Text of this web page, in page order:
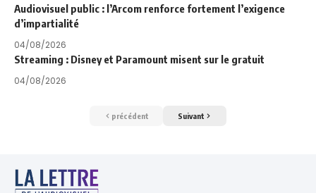
Audiovisuel public : l’Arcom renforce fortement l’exigence
d’impartialité
04/08/2026
Streaming : Disney et Paramount misent sur le gratuit
04/08/2026
précédent Suivant